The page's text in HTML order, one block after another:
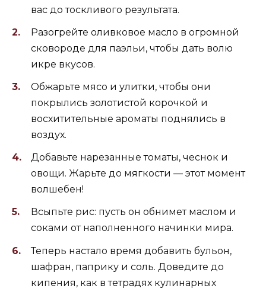
вас до тоскливого результата.
Разогрейте оливковое масло в огромной
сковороде для паэльи, чтобы дать волю
икре вкусов.
Обжарьте мясо и улитки, чтобы они
покрылись золотистой корочкой и
восхитительные ароматы поднялись в
воздух.
Добавьте нарезанные томаты, чеснок и
овощи. Жарьте до мягкости — этот момент
волшебен!
Всыпьте рис: пусть он обнимет маслом и
соками от наполненного начинки мира.
Теперь настало время добавить бульон,
шафран, паприку и соль. Доведите до
кипения, как в тетрадях кулинарных